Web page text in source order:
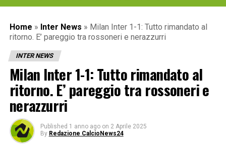
Home » Inter News » Milan Inter 1-1: Tutto rimandato al
ritorno. E’ pareggio tra rossoneri e nerazzurri
INTER NEWS
Milan Inter 1-1: Tutto rimandato al
ritorno. E’ pareggio tra rossoneri e
nerazzurri
Published 1 anno ago on 2 Aprile 2025
By Redazione CalcioNews24